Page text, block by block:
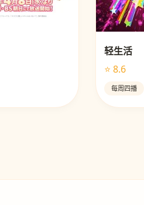
轻生活
⭐ 8.6
每周四播